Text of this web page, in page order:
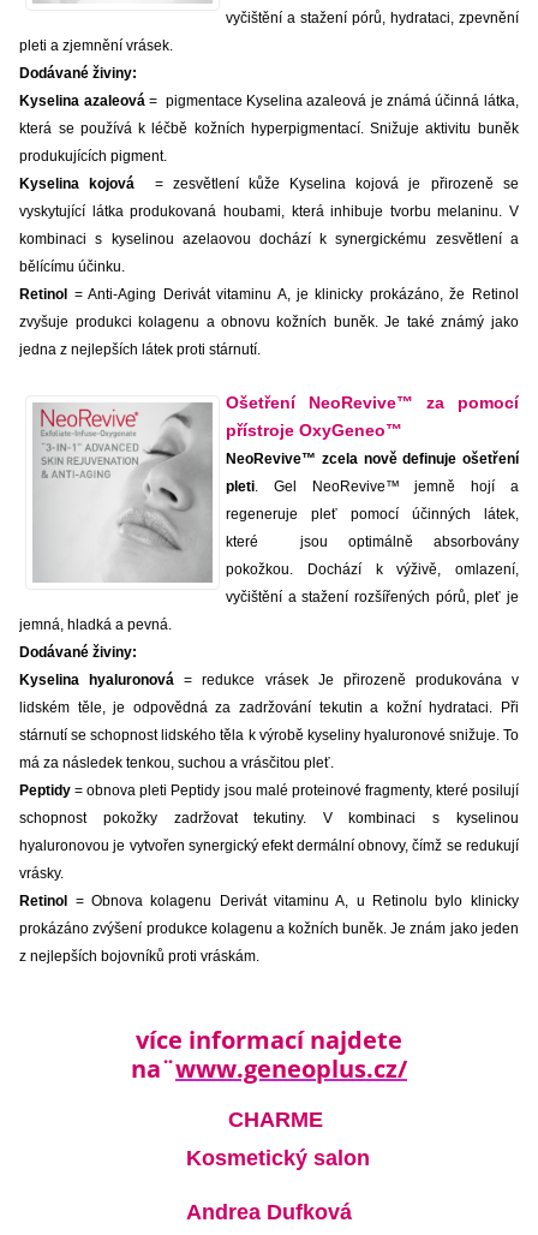
vyčištění a stažení pórů, hydrataci, zpevnění
pleti a zjemnění vrásek.
Dodávané živiny:
Kyselina azaleová = pigmentace Kyselina azaleová je známá účinná látka,
která se používá k léčbě kožních hyperpigmentací. Snižuje aktivitu buněk
produkujících pigment.
Kyselina kojová
= zesvětlení kůže Kyselina kojová je přirozeně se
vyskytující látka produkovaná houbami, která inhibuje tvorbu melaninu. V
kombinaci s kyselinou azelaovou dochází k synergickému zesvětlení a
bělícímu účinku.
Retinol = Anti-Aging Derivát vitaminu A, je klinicky prokázáno, že Retinol
zvyšuje produkci kolagenu a obnovu kožních buněk. Je také známý jako
jedna z nejlepších látek proti stárnutí.
Ošetření NeoRevive™ za pomocí
přístroje OxyGeneo™
NeoRevive™ zcela nově definuje ošetření
pleti . Gel NeoRevive™ jemně hojí a
regeneruje pleť pomocí účinných látek,
které jsou optimálně absorbovány
pokožkou. Dochází k výživě, omlazení,
vyčištění a stažení rozšířených pórů, pleť je
jemná, hladká a pevná.
Dodávané živiny:
Kyselina hyaluronová = redukce vrásek Je přirozeně produkována v
lidském těle, je odpovědná za zadržování tekutin a kožní hydrataci. Při
stárnutí se schopnost lidského těla k výrobě kyseliny hyaluronové snižuje. To
má za následek tenkou, suchou a vrásčitou pleť.
Peptidy = obnova pleti Peptidy jsou malé proteinové fragmenty, které posilují
schopnost pokožky zadržovat tekutiny. V kombinaci s kyselinou
hyaluronovou je vytvořen synergický efekt dermální obnovy, čímž se redukují
vrásky.
Retinol = Obnova kolagenu Derivát vitaminu A, u Retinolu bylo klinicky
prokázáno zvýšení produkce kolagenu a kožních buněk. Je znám jako jeden
z nejlepších bojovníků proti vráskám.
více informací najdete
na¨www.geneoplus.cz/
CHARME
Kosmetický salon
Andrea Dufková